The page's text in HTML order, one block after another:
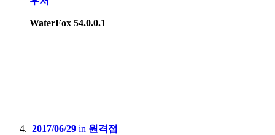
WaterFox 54.0.0.1
2017/06/29 in 원격접